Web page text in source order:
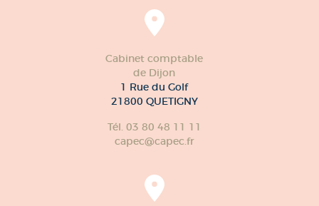
Cabinet comptable
de Dijon
1 Rue du Golf
21800 QUETIGNY
Tél. 03 80 48 11 11
capec@capec.fr